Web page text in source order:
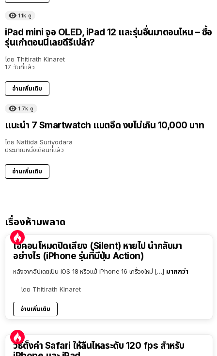
1.1k ดู
iPad mini จอ OLED, iPad 12 และรุ่นอื่นมาตอนไหน – ซื้อ
รุ่นเก่าตอนนี้เลยดีรึเปล่า?
โดย Thitirath Kinaret
17 วันที่แล้ว
อ่านเพิ่มเติม
1.7k ดู
แนะนำ 7 Smartwatch แบตอึด งบไม่เกิน 10,000 บาท
โดย Nattida Suriyodara
ประมาณหนึ่งเดือนที่แล้ว
อ่านเพิ่มเติม
เรื่องห้ามพลาด
ไอคอนโหมดปิดเสียง (Silent) หายไป นำกลับมา
อย่างไร (iPhone รุ่นที่มีปุ่ม Action)
หลังจากอัปเดตเป็น iOS 18 หรือแม้ iPhone 16 เครื่องใหม่ […] มากกว่า
โดย Thitirath Kinaret
อ่านเพิ่มเติม
วิธีตั้งค่า Safari ให้ลื่นไหลระดับ 120 fps สำหรับ